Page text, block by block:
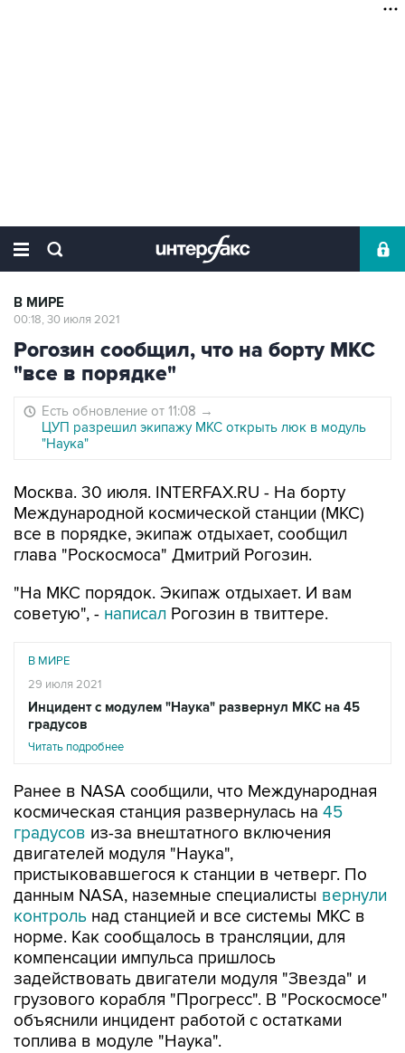
В МИРЕ
00:18, 30 июля 2021
Рогозин сообщил, что на борту МКС
"все в порядке"
Есть обновление от 11:08 →
ЦУП разрешил экипажу МКС открыть люк в модуль
"Наука"
Москва. 30 июля. INTERFAX.RU - На борту
Международной космической станции (МКС)
все в порядке, экипаж отдыхает, сообщил
глава "Роскосмоса" Дмитрий Рогозин.
"На МКС порядок. Экипаж отдыхает. И вам
советую", - написал Рогозин в твиттере.
В МИРЕ
29 июля 2021
Инцидент с модулем "Наука" развернул МКС на 45
градусов
Читать подробнее
Ранее в NASA сообщили, что Международная
космическая станция развернулась на 45
градусов из-за внештатного включения
двигателей модуля "Наука",
пристыковавшегося к станции в четверг. По
данным NASA, наземные специалисты вернули
контроль над станцией и все системы МКС в
норме. Как сообщалось в трансляции, для
компенсации импульса пришлось
задействовать двигатели модуля "Звезда" и
грузового корабля "Прогресс". В "Роскосмосе"
объяснили инцидент работой с остатками
топлива в модуле "Наука".